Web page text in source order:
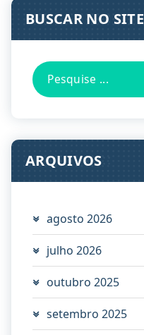
BUSCAR NO SITE
Pesquisa
por:
ARQUIVOS
agosto 2026
julho 2026
outubro 2025
setembro 2025